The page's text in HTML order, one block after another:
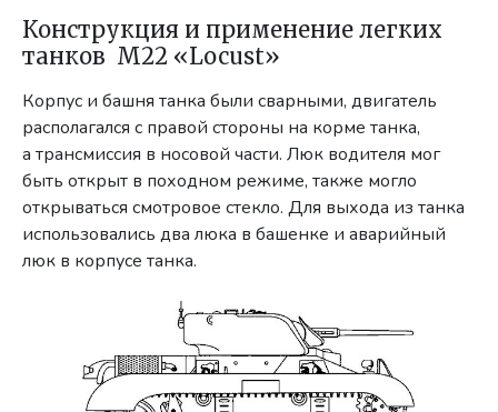
Конструкция и применение легких
танков M22 «Locust»
Корпус и башня танка были сварными, двигатель
располагался с правой стороны на корме танка,
а трансмиссия в носовой части. Люк водителя мог
быть открыт в походном режиме, также могло
открываться смотровое стекло. Для выхода из танка
использовались два люка в башенке и аварийный
люк в корпусе танка.